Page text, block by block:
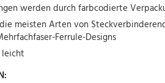
werden durch farbcodierte
meisten Arten von
Ferrule-Designs